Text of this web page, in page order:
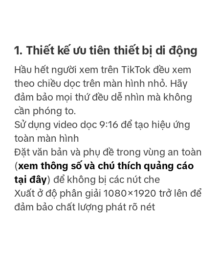
1. Thiết kế ưu tiên thiết bị di động
Hầu hết người xem trên TikTok đều xem
theo chiều dọc trên màn hình nhỏ. Hãy
đảm bảo mọi thứ đều dễ nhìn mà không
cần phóng to.
Sử dụng video dọc 9:16 để tạo hiệu ứng
toàn màn hình
Đặt văn bản và phụ đề trong vùng an toàn
(xem thông số và chú thích quảng cáo
tại đây) để không bị các nút che
Xuất ở độ phân giải 1080×1920 trở lên để
đảm bảo chất lượng phát rõ nét